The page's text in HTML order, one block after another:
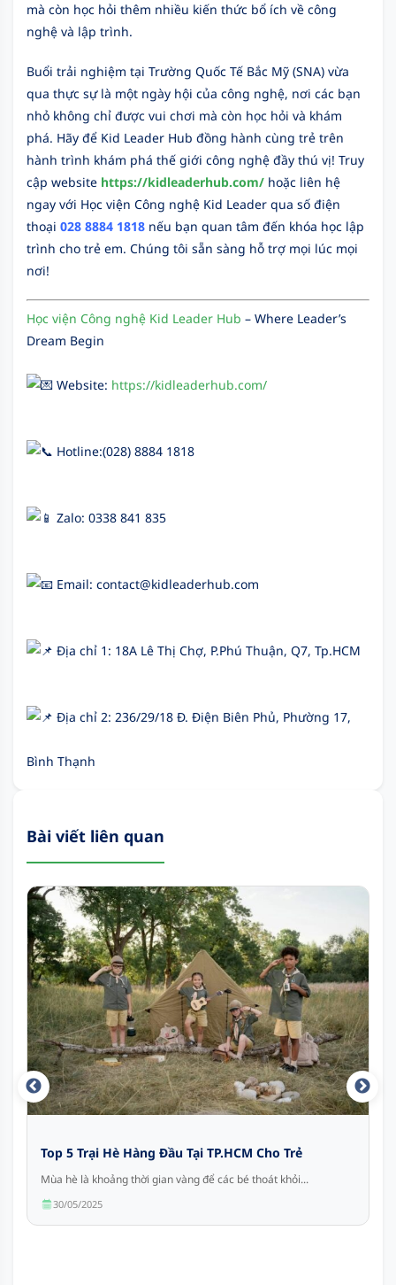
mà còn học hỏi thêm nhiều kiến thức bổ ích về công
nghệ và lập trình.
Buổi trải nghiệm tại Trường Quốc Tế Bắc Mỹ (SNA) vừa
qua thực sự là một ngày hội của công nghệ, nơi các bạn
nhỏ không chỉ được vui chơi mà còn học hỏi và khám
phá. Hãy để Kid Leader Hub đồng hành cùng trẻ trên
hành trình khám phá thế giới công nghệ đầy thú vị! Truy
cập website https://kidleaderhub.com/ hoặc liên hệ
ngay với Học viện Công nghệ Kid Leader qua số điện
thoại 028 8884 1818 nếu bạn quan tâm đến khóa học lập
trình cho trẻ em. Chúng tôi sẵn sàng hỗ trợ mọi lúc mọi
nơi!
Học viện Công nghệ Kid Leader Hub – Where Leader’s
Dream Begin
Website: https://kidleaderhub.com/
Hotline:(028) 8884 1818
Zalo: 0338 841 835
Email: contact@kidleaderhub.com
Địa chỉ 1: 18A Lê Thị Chợ, P.Phú Thuận, Q7, Tp.HCM
Địa chỉ 2: 236/29/18 Đ. Điện Biên Phủ, Phường 17,
Bình Thạnh
Bài viết liên quan
Top 5 Trại Hè Hàng Đầu Tại TP.HCM Cho Trẻ
Mùa hè là khoảng thời gian vàng để các bé thoát khỏi...
30/05/2025